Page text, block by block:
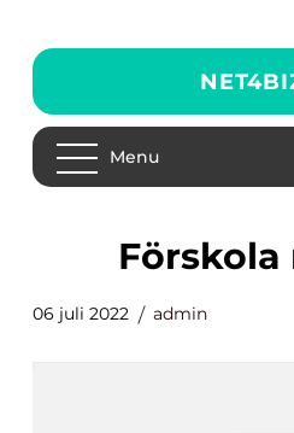
Menu
06 juli 2022 admin